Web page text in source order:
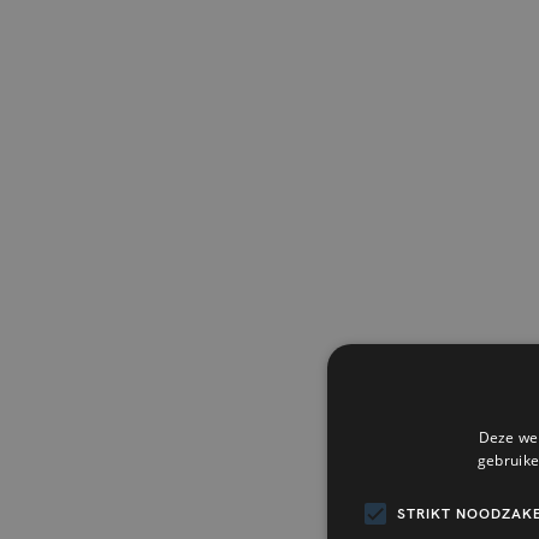
Deze
STRIKT